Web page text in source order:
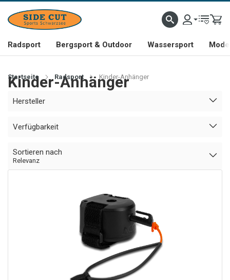
Radsport Bergsport & Outdoor Wassersport
Startseite Radsport Kinder-Anhänger
Kinder-Anhänger
Hersteller
Verfügbarkeit
Sortieren nach
Relevanz